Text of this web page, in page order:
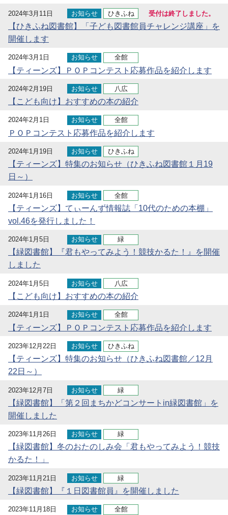
2024年3月11日 お知らせ ひきふね 受付は終了しました。
【ひきふね図書館】「子ども図書館員チャレンジ講座」を
開催します
2024年3月1日 お知らせ 全館
【ティーンズ】ＰＯＰコンテスト応募作品を紹介します
2024年2月19日 お知らせ 八広
【こども向け】おすすめの本の紹介
2024年2月1日 お知らせ 全館
ＰＯＰコンテスト応募作品を紹介します
2024年1月19日 お知らせ ひきふね
【ティーンズ】特集のお知らせ（ひきふね図書館１月19
日～）
2024年1月16日 お知らせ 全館
【ティーンズ】てぃーんず情報誌「10代のための本棚」
vol.46を発行しました！
2024年1月5日 お知らせ 緑
【緑図書館】『君もやってみよう！競技かるた！』を開催
しました
2024年1月5日 お知らせ 八広
【こども向け】おすすめの本の紹介
2024年1月1日 お知らせ 全館
【ティーンズ】ＰＯＰコンテスト応募作品を紹介します
2023年12月22日 お知らせ ひきふね
【ティーンズ】特集のお知らせ（ひきふね図書館／12月
22日～）
2023年12月7日 お知らせ 緑
【緑図書館】「第２回まちかどコンサートin緑図書館」を
開催しました
2023年11月26日 お知らせ 緑
【緑図書館】冬のおたのしみ会「君もやってみよう！競技
かるた！」
2023年11月21日 お知らせ 緑
【緑図書館】『１日図書館員』を開催しました
2023年11月18日 お知らせ 全館